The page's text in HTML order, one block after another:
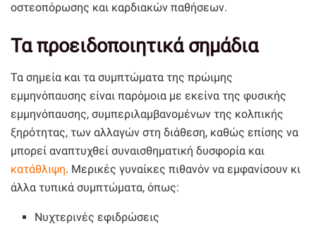
οστεοπόρωσης και καρδιακών παθήσεων.
Τα προειδοποιητικά σημάδια
Τα σημεία και τα συμπτώματα της πρώιμης
εμμηνόπαυσης είναι παρόμοια με εκείνα της φυσικής
εμμηνόπαυσης, συμπεριλαμβανομένων της κολπικής
ξηρότητας, των αλλαγών στη διάθεση, καθώς επίσης να
μπορεί αναπτυχθεί συναισθηματική δυσφορία και
κατάθλιψη. Μερικές γυναίκες πιθανόν να εμφανίσουν κι
άλλα τυπικά συμπτώματα, όπως:
Νυχτερινές εφιδρώσεις